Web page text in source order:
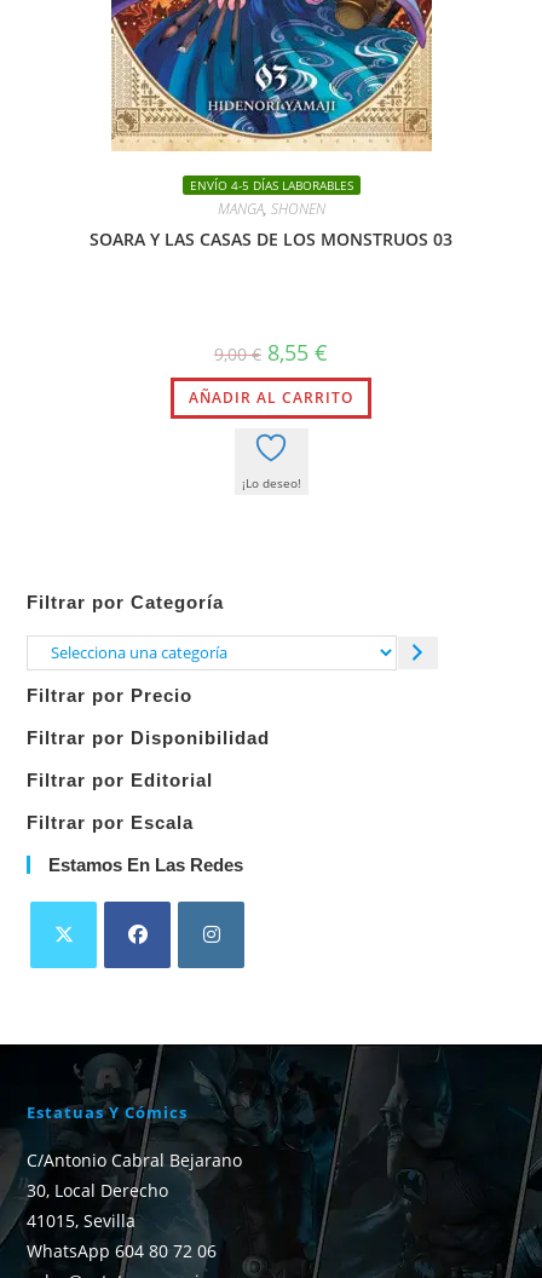
ENVÍO 4-5 DÍAS LABORABLES
MANGA, SHONEN
SOARA Y LAS CASAS DE LOS MONSTRUOS 03
9,00€ El
precio
original
era:
9,00 €.
8,55 €
actual
es:
8,55 €.
AÑADIR AL CARRITO
¡Lo deseo!
Filtrar por Categoría
Selecciona
categoría
Filtrar por Precio
Filtrar por Disponibilidad
Filtrar por Editorial
Filtrar por Escala
Estamos En Las Redes
Estatuas Y Cómics
C/Antonio Cabral Bejarano
30, Local Derecho
41015, Sevilla
WhatsApp 604 80 72 06